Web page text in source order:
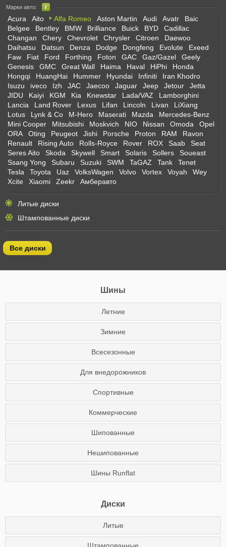
Марки авто:
Acura Aito Alfa Romeo Aston Martin Audi Avatr
Baic
Belgee
Bentley BMW Brilliance Buick BYD
Cadillac
Changan
Chery Chevrolet Chrysler Citroen
Daewoo
Daihatsu
Datsun Denza Dodge Dongfeng Evolute
Exeed
Faw
Fiat Ford Forthing Foton GAC Gaz/Gazel
Geely
Genesis
GMC Great Wall Haima Haval HiPhi
Honda
Hongqi
HuangHai Hummer Hyundai Infiniti
Iran Khodro
Isuzu
iveco Izh JAC Jaecoo Jaguar Jeep Jetour
Jetta
JIDU
Kaiyi KGM Kia Knewstar Lada/VAZ
Lamborghini
Lancia
Land Rover Lexus Lifan Lincoln Livan
LiXiang
Lotus
Lynk & Co M-Hero Maserati Mazda
Mercedes-Benz
Mini Cooper
Mitsubishi Moskvich NIO Nissan Omoda
Opel
ORA
Oting Peugeot Jishi Porsche Proton RAM
Ravon
Renault
Rising Auto Rolls-Royce Rover ROX Saab
Seat
Seres Aito
Skoda Skywell Smart Solaris Sollers
Soueast
Ssang Yong
Subaru Suzuki SWM TaGAZ Tank
Tenet
Tesla
Toyota Uaz VolksWagen Volvo Vortex Voyah
Wey
Xcite
Xiaomi Zeekr Амберавто
Литые диски
Штампованные диски
Все диски
Шины
Летние
Зимние
Всесезонные
Для внедорожников
Спортивные
Коммерческие
Шипованные
Нешипованные
Шины Runflat
Диски
Литые